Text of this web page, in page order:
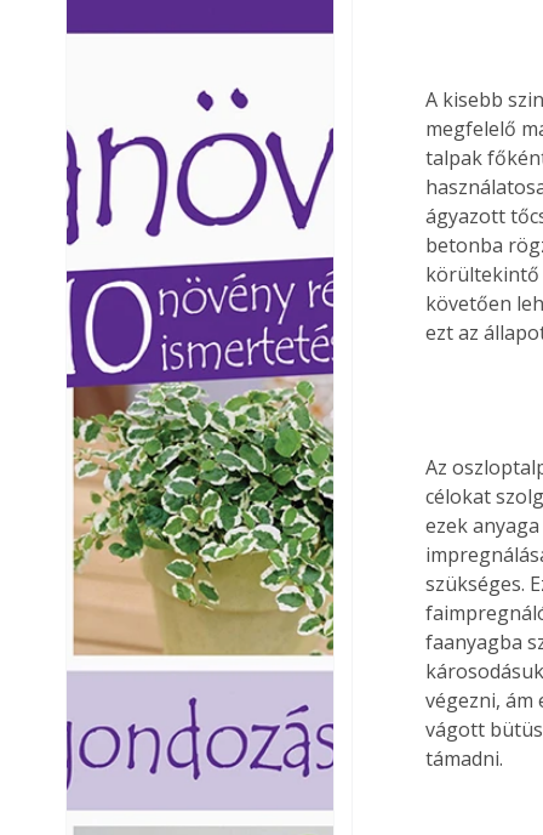
A kisebb
megfelelő
talpak
ágyazott
betonba
körültekintő
követően
ezt az
Az
célokat
ezek
szükséges.
faanyagba
végezni,
vágott
támadni.